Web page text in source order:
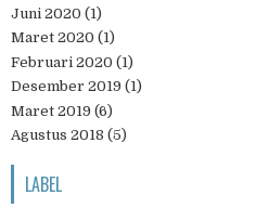
Juni 2020 (1)
Maret 2020 (1)
Februari 2020 (1)
Desember 2019 (1)
Maret 2019 (6)
Agustus 2018 (5)
LABEL